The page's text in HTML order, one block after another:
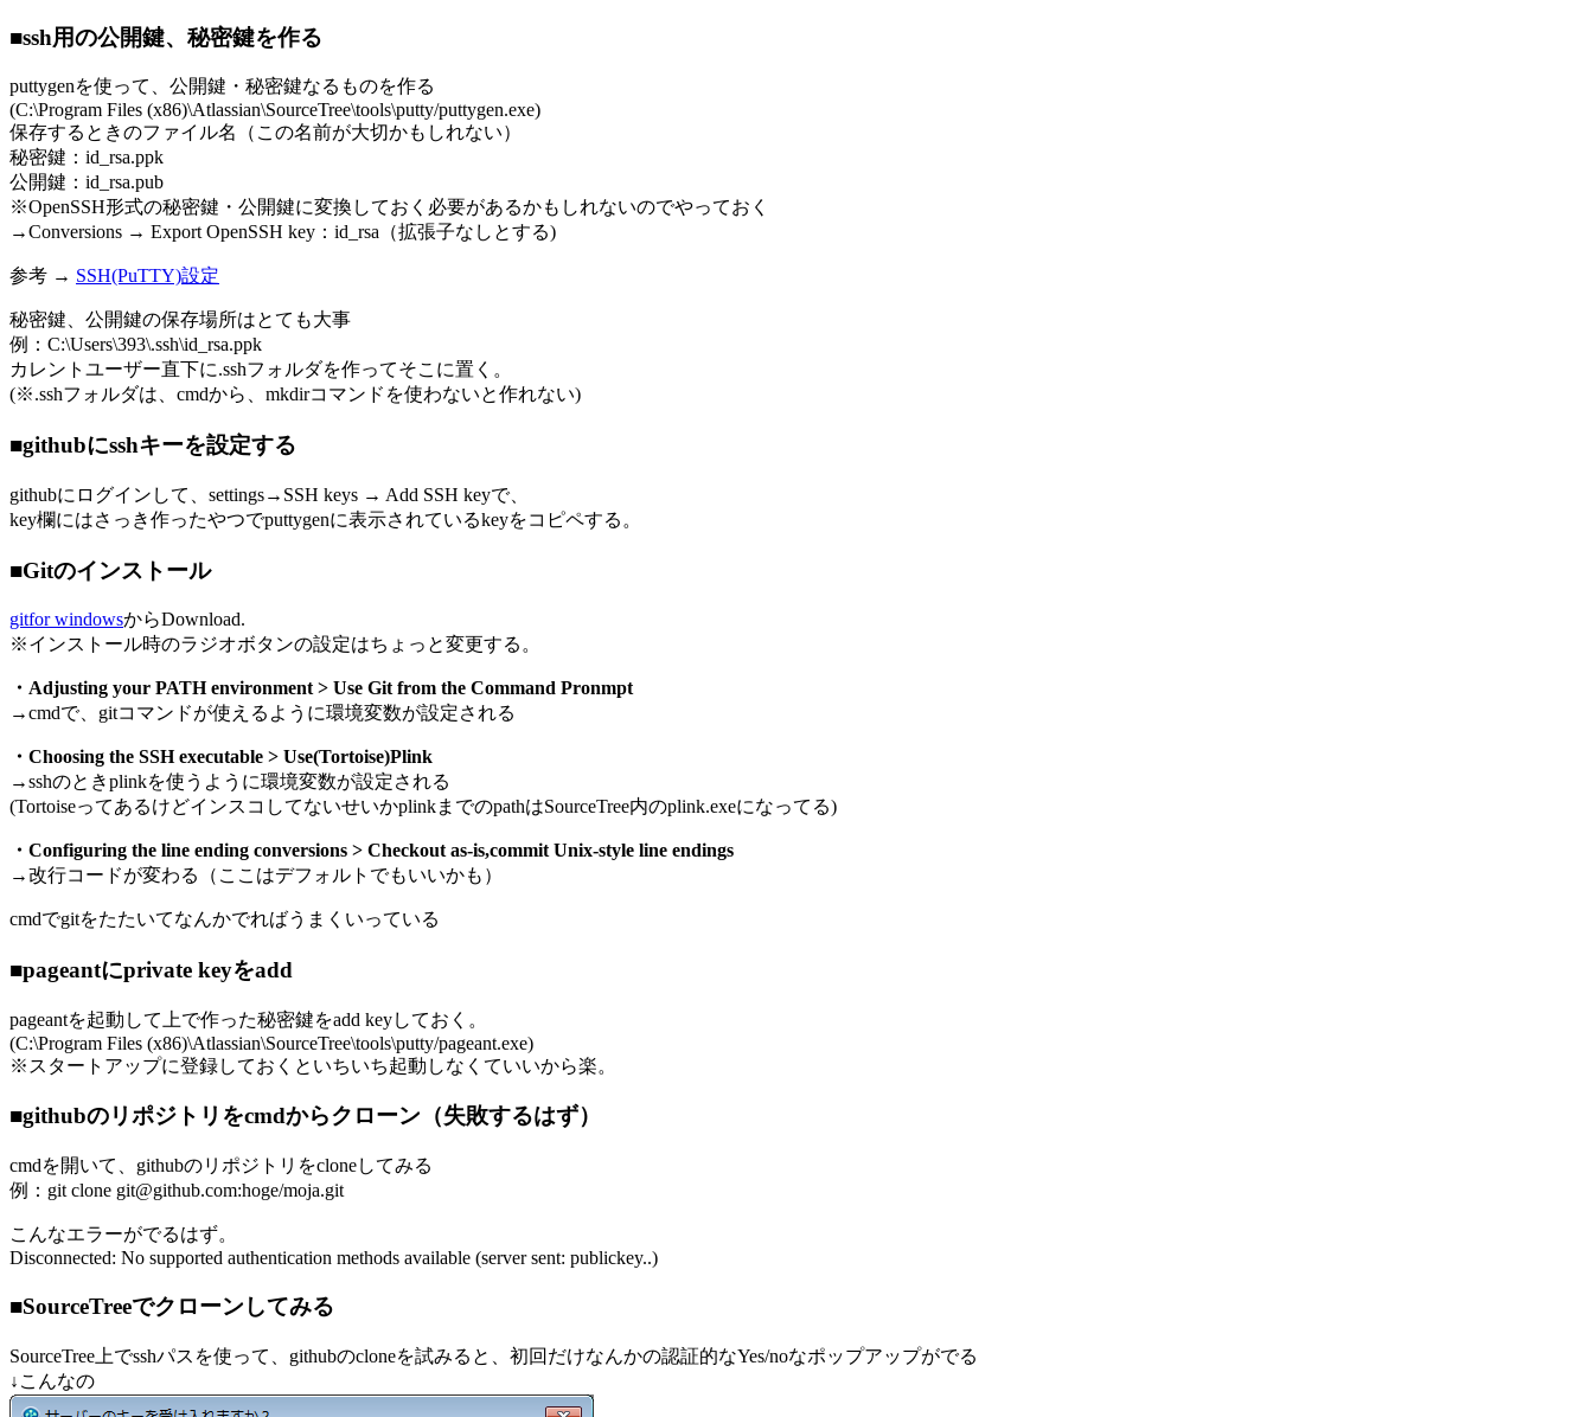
■ssh用の公開鍵、秘密鍵を作る
puttygenを使って、公開鍵・秘密鍵なるものを作る
(C:\Program Files (x86)\Atlassian\SourceTree\tools\putty/puttygen.exe)
保存するときのファイル名（この名前が大切かもしれない）
秘密鍵：id_rsa.ppk
公開鍵：id_rsa.pub
※OpenSSH形式の秘密鍵・公開鍵に変換しておく必要があるかもしれないのでやっておく
→Conversions → Export OpenSSH key：id_rsa（拡張子なしとする)
参考 → SSH(PuTTY)設定
秘密鍵、公開鍵の保存場所はとても大事
例：C:\Users\393\.ssh\id_rsa.ppk
カレントユーザー直下に.sshフォルダを作ってそこに置く。
(※.sshフォルダは、cmdから、mkdirコマンドを使わないと作れない)
■githubにsshキーを設定する
githubにログインして、settings→SSH keys → Add SSH keyで、
key欄にはさっき作ったやつでputtygenに表示されているkeyをコピペする。
■Gitのインストール
gitfor windowsからDownload.
※インストール時のラジオボタンの設定はちょっと変更する。
・Adjusting your PATH environment > Use Git from the Command Pronmpt
→cmdで、gitコマンドが使えるように環境変数が設定される
・Choosing the SSH executable > Use(Tortoise)Plink
→sshのときplinkを使うように環境変数が設定される
(TortoiseってあるけどインスコしてないせいかplinkまでのpathはSourceTree内のplink.exeになってる)
・Configuring the line ending conversions > Checkout as-is,commit Unix-style line endings
→改行コードが変わる（ここはデフォルトでもいいかも）
cmdでgitをたたいてなんかでればうまくいっている
■pageantにprivate keyをadd
pageantを起動して上で作った秘密鍵をadd keyしておく。
(C:\Program Files (x86)\Atlassian\SourceTree\tools\putty/pageant.exe)
※スタートアップに登録しておくといちいち起動しなくていいから楽。
■githubのリポジトリをcmdからクローン（失敗するはず）
cmdを開いて、githubのリポジトリをcloneしてみる
例：git clone git@github.com:hoge/moja.git
こんなエラーがでるはず。
Disconnected: No supported authentication methods available (server sent: publickey..)
■SourceTreeでクローンしてみる
SourceTree上でsshパスを使って、githubのcloneを試みると、初回だけなんかの認証的なYes/noなポップアップがでる
↓こんなの